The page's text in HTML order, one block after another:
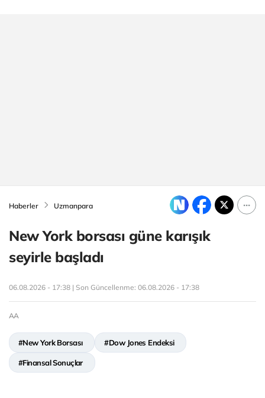
Haberler Uzmanpara
New York borsası güne karışık
seyirle başladı
06.08.2026 - 17:38 | Son Güncellenme: 06.08.2026 - 17:38
AA
#New York Borsası #Dow Jones Endeksi
#Finansal Sonuçlar